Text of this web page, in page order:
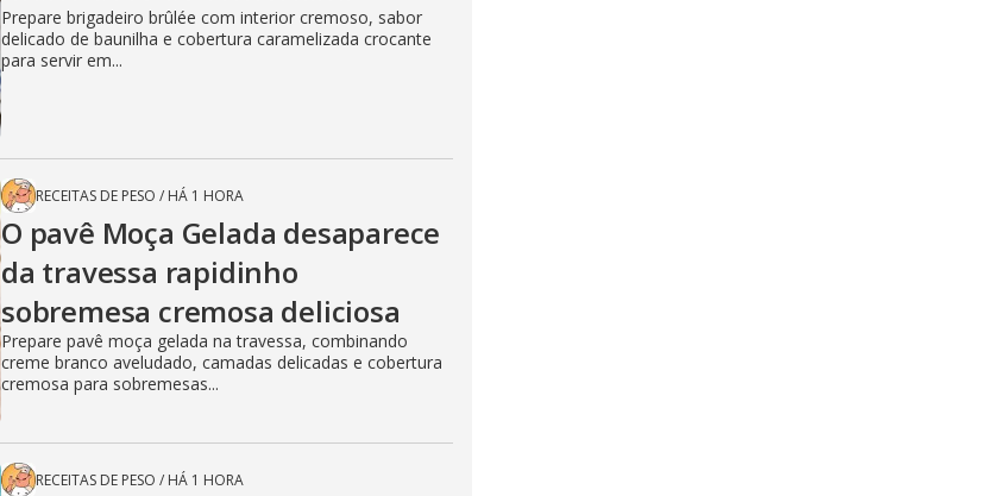
Prepare brigadeiro brûlée com interior cremoso, sabor
delicado de baunilha e cobertura caramelizada crocante
para servir em...
RECEITAS DE PESO / HÁ 1 HORA
O pavê Moça Gelada desaparece
da travessa rapidinho
sobremesa cremosa deliciosa
Prepare pavê moça gelada na travessa, combinando
creme branco aveludado, camadas delicadas e cobertura
cremosa para sobremesas...
RECEITAS DE PESO / HÁ 1 HORA